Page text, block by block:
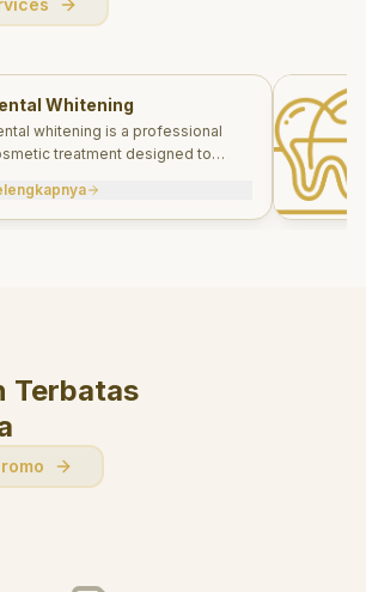
Whitening
whitening is a professional
treatment designed to
Terbatas